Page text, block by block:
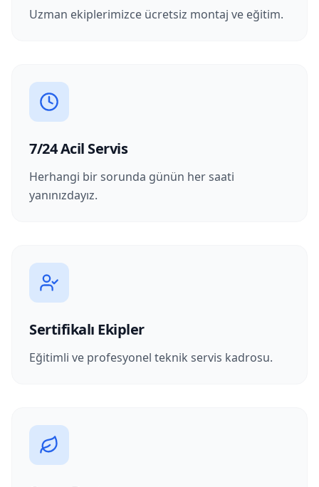
Uzman ekiplerimizce ücretsiz montaj ve eğitim.
7/24 Acil Servis
Herhangi bir sorunda günün her saati
yanınızdayız.
Sertifikalı Ekipler
Eğitimli ve profesyonel teknik servis kadrosu.